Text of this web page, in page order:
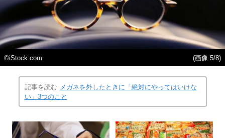
©iStock.com (画像 5/8)
記事を読む メガネを外したときに「絶対にやってはいけな
い」3つのこと